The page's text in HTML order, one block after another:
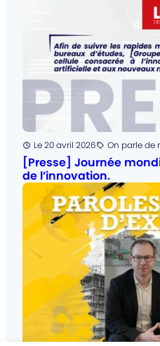
Posté
Le 20 avril 2026Catégorie
:
On parle de
[Presse] Journée
de l’innovation.